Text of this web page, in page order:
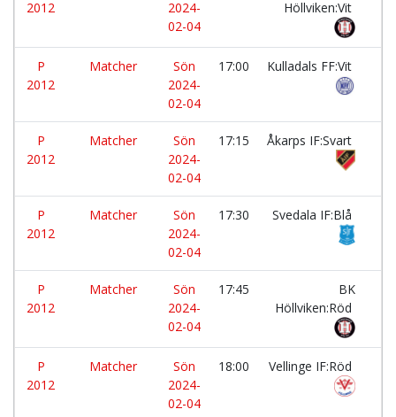
2012
2024-
02-04
Höllviken:Vit
P
2012
Matcher
Sön
2024-
02-04
17:00 Kulladals FF:Vit
P
2012
Matcher
Sön
2024-
02-04
17:15 Åkarps IF:Svart
P
2012
Matcher
Sön
2024-
02-04
17:30 Svedala IF:Blå
P
2012
Matcher
Sön
2024-
02-04
17:45
BK
Höllviken:Röd
P
2012
Matcher
Sön
2024-
02-04
18:00 Vellinge IF:Röd